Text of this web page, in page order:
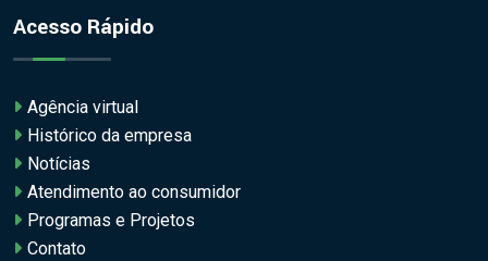
Acesso Rápido
Agência virtual
Histórico da empresa
Notícias
Atendimento ao consumidor
Programas e Projetos
Contato